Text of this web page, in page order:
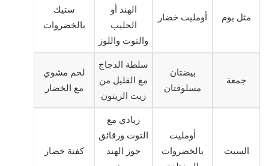
مثل يوم أومليت خضار
الهند أو
الحليب
والتوت واللوز
ستيك
بالخضروات
جمعة
بيضتان
مسلوقتان
سلطة الدجاج
مع القليل من
زيت الزيتون
لحم مشوي
مع الخضار
السبت
أومليت
بالخضروات
زبادي مع
التوت ورقائق
جوز الهند
كفتة خضار